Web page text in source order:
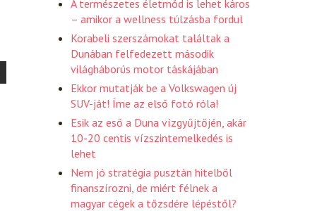
A természetes életmód is lehet káros
– amikor a wellness túlzásba fordul
Korabeli szerszámokat találtak a
Dunában felfedezett második
világháborús motor táskájában
Ekkor mutatják be a Volkswagen új
SUV-ját! Íme az első fotó róla!
Esik az eső a Duna vízgyűjtőjén, akár
10-20 centis vízszintemelkedés is
lehet
Nem jó stratégia pusztán hitelből
finanszírozni, de miért félnek a
magyar cégek a tőzsdére lépéstől?